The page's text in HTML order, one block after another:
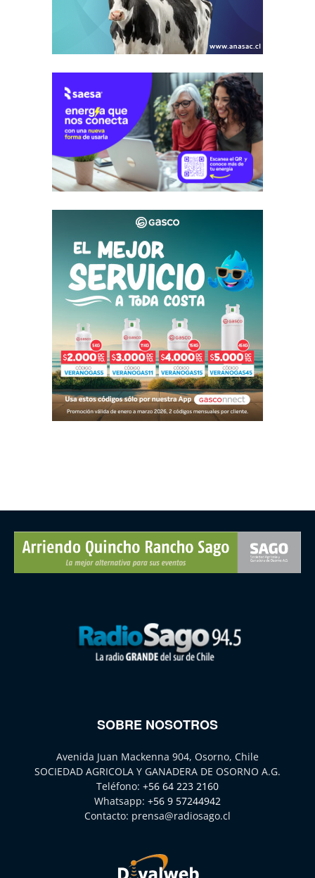
SOBRE NOSOTROS
Avenida Juan Mackenna 904, Osorno, Chile
SOCIEDAD AGRICOLA Y GANADERA DE OSORNO A.G.
Teléfono: +56 64 223 2160
Whatsapp: +56 9 57244942
Contacto: prensa@radiosago.cl